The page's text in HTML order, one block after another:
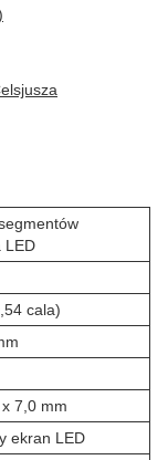
LED
cala)
7,0 mm
ekran LED